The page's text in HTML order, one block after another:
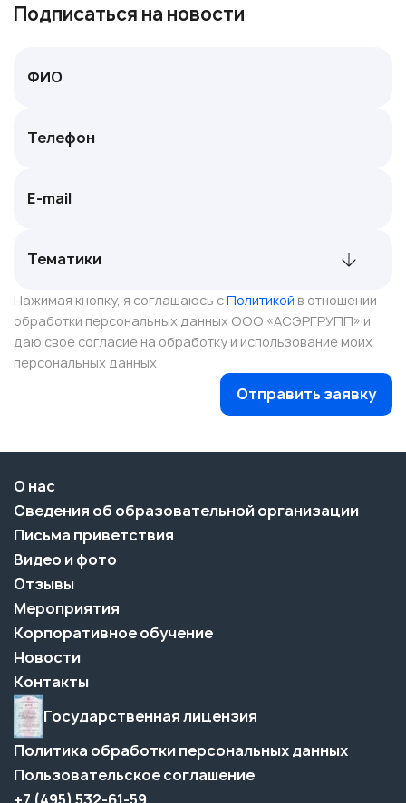
Подписаться на новости
Нажимая кнопку, я соглашаюсь сПолитикой в отношении
обработки персональных данных ООО «АСЭРГРУПП» и
даю свое согласие на обработку и использование моих
персональных данных
Отправить заявку
О нас
Сведения об образовательной организации
Письма приветствия
Видео и фото
Отзывы
Мероприятия
Корпоративное обучение
Новости
Контакты
Государственная лицензия
Политика обработки персональных данных
Пользовательское соглашение